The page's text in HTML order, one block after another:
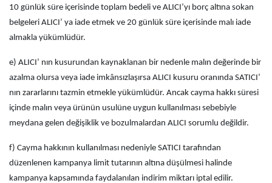
10 günlük süre içerisinde toplam bedeli ve ALICI’yı borç altına sokan
belgeleri ALICI’ ya iade etmek ve 20 günlük süre içerisinde malı iade
almakla yükümlüdür.
e) ALICI’ nın kusurundan kaynaklanan bir nedenle malın değerinde bir
azalma olursa veya iade imkânsızlaşırsa ALICI kusuru oranında SATICI’
nın zararlarını tazmin etmekle yükümlüdür. Ancak cayma hakkı süresi
içinde malın veya ürünün usulüne uygun kullanılması sebebiyle
meydana gelen değişiklik ve bozulmalardan ALICI sorumlu değildir.
f) Cayma hakkının kullanılması nedeniyle SATICI tarafından
düzenlenen kampanya limit tutarının altına düşülmesi halinde
kampanya kapsamında faydalanılan indirim miktarı iptal edilir.